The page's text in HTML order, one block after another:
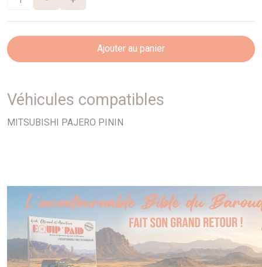
Ajouter au panier
Véhicules compatibles
MITSUBISHI PAJERO PININ